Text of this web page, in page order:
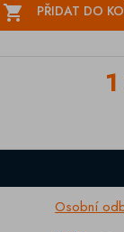
 PŘIDAT DO
Osobní